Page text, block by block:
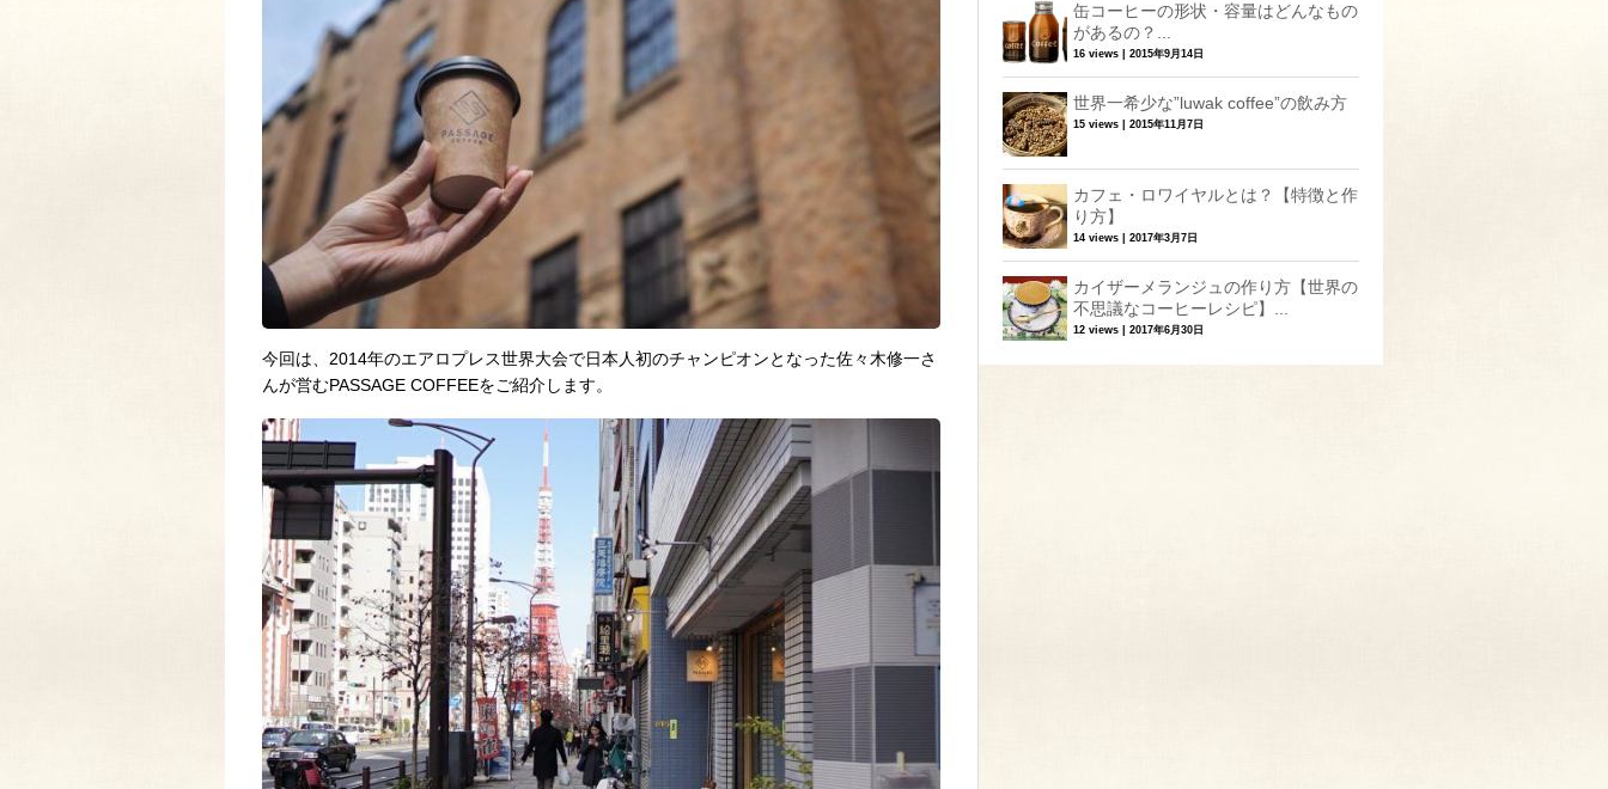
今回は、2014年のエアロプレス世界大会で日本人初のチャンピオンとなった佐々木修一さ
んが営むPASSAGE COFFEEをご紹介します。
缶コーヒーの形状・容量はどんなもの
があるの？...
16 views 2015年9月14日
世界一希少な”luwak coffee”の飲み方
15 views 2015年11月7日
カフェ・ロワイヤルとは？【特徴と作
り方】
14 views 2017年3月7日
カイザーメランジュの作り方【世界の
不思議なコーヒーレシピ】...
12 views 2017年6月30日